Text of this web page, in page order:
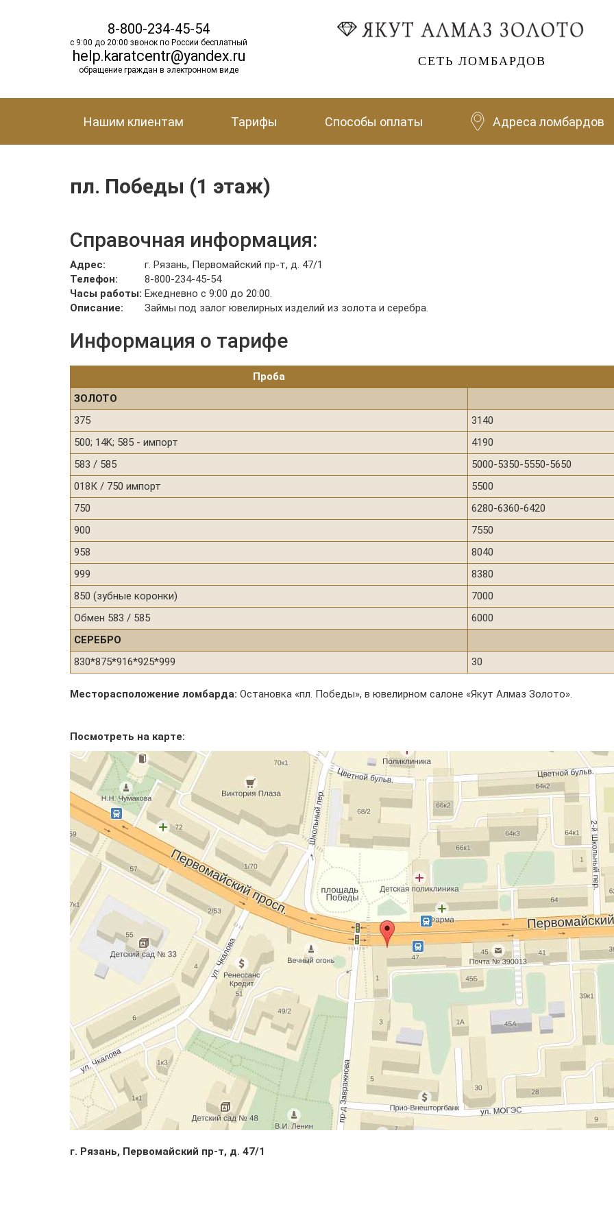
8-800-234-45-54
с 9:00 до 20:00 звонок по России бесплатный
help.karatcentr@yandex.ru
обращение граждан в электронном виде
СЕТЬ ЛОМБАРДОВ
Нашим клиентам Тарифы Способы оплаты Адреса ломбардов
пл. Победы (1 этаж)
Справочная информация:
Адрес:
г. Рязань, Первомайский пр-т, д. 47/1
Телефон:
8-800-234-45-54
Часы работы: Ежедневно с 9:00 до 20:00.
Описание:
Займы под залог ювелирных изделий из золота и серебра.
Информация о тарифе
Проба
ЗОЛОТО
375
3140
500; 14K; 585 - импорт
4190
583 / 585
5000-5350-5550-5650
018К / 750 импорт
5500
750
6280-6360-6420
900
7550
958
8040
999
8380
850 (зубные коронки)
7000
Обмен 583 / 585
6000
СЕРЕБРО
830*875*916*925*999
30
Месторасположение ломбарда: Остановка «пл. Победы», в ювелирном салоне «Якут Алмаз Золото».
Посмотреть на карте:
г. Рязань, Первомайский пр-т, д. 47/1